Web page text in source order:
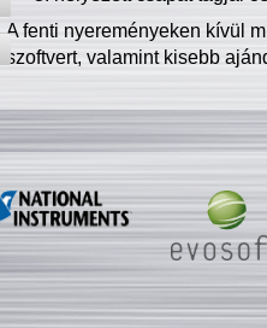
A fenti nyereményeken kívül
szoftvert, valamint kisebb